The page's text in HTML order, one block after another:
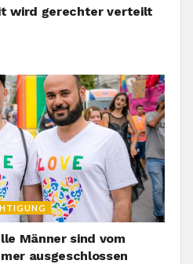
wird gerechter verteilt
Männer sind vom
ausgeschlossen